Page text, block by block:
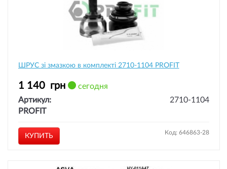
ШРУС зі змазкою в комплекті 2710-1104 PROFIT
1 140 грн
сегодня
Артикул:
2710-1104
PROFIT
КУПИТЬ Код: 646863-28